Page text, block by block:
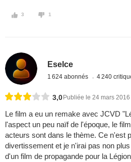
3 1
Eselce
1 624 abonnés 4 240
3,0 Publiée le 24 mars 2016
Le film a eu un remake avec JCVD
l'aspect un peu naïf de l'époque, le
acteurs sont dans le thème. Ce n'est
divertissement et je n'irai pas non
d'un film de propagande pour la